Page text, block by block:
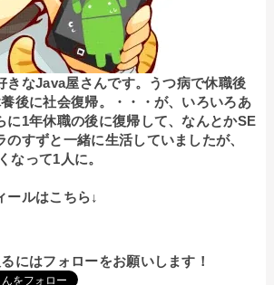
きなJava屋さんです。うつ病で休職後
後に社会復帰。・・・が、いろいろあ
に1年休職の後に復帰して、なんとかSE
すずと一緒に生活していましたが、
なって1人に。
ールはこちら↓
にはフォローをお願いします！